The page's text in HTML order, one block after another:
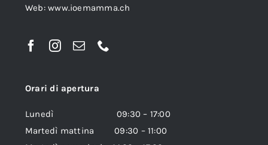
Web:www.ioemamma.ch
Orari di apertura
Lunedì 09:30 – 17:00
Martedì mattina 09:30 – 11:00